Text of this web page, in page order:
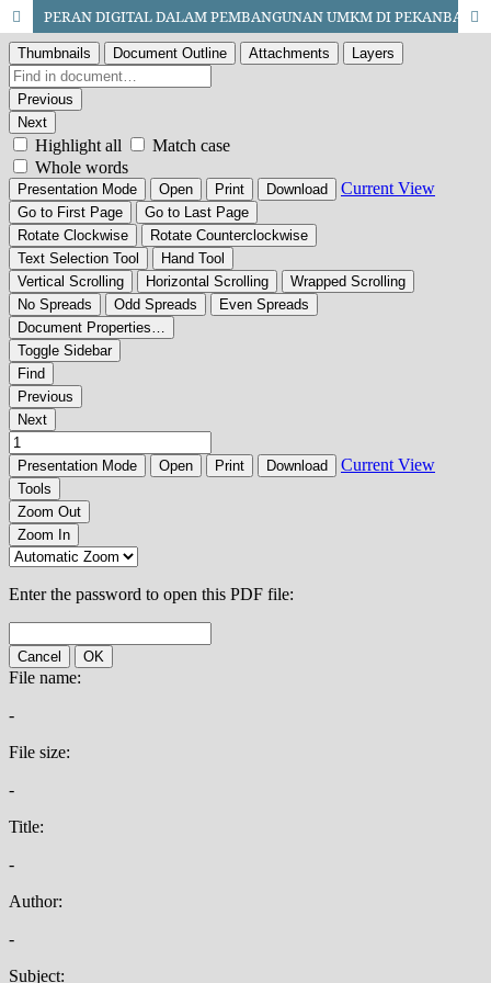
PERAN DIGITAL DALAM PEMBANGUNAN UMKM DI PEKANBARU